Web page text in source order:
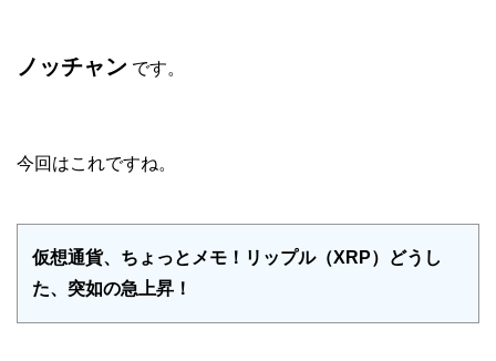
ノッチャン です。
今回はこれですね。
仮想通貨、ちょっとメモ！リップル（XRP）どうし
た、突如の急上昇！